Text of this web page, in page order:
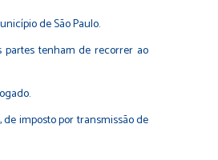
de São Paulo.
partes tenham de recorrer ao
imposto por transmissão de